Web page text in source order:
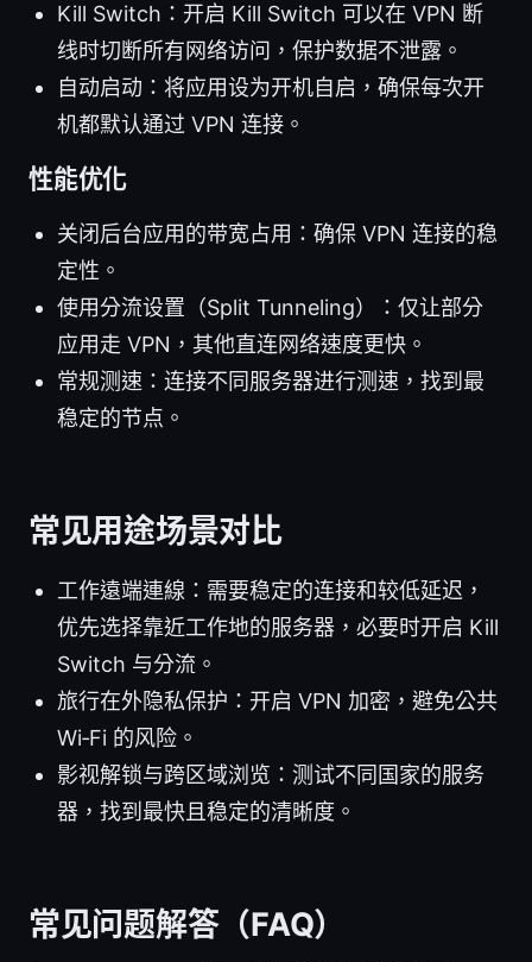
Kill Switch：开启 Kill Switch 可以在 VPN 断
线时切断所有网络访问，保护数据不泄露。
自动启动：将应用设为开机自启，确保每次开
机都默认通过 VPN 连接。
性能优化
关闭后台应用的带宽占用：确保 VPN 连接的稳
定性。
使用分流设置（Split Tunneling）：仅让部分
应用走 VPN，其他直连网络速度更快。
常规测速：连接不同服务器进行测速，找到最
稳定的节点。
常见用途场景对比
工作遠端連線：需要稳定的连接和较低延迟，
优先选择靠近工作地的服务器，必要时开启 Kill
Switch 与分流。
旅行在外隐私保护：开启 VPN 加密，避免公共
Wi‑Fi 的风险。
影视解锁与跨区域浏览：测试不同国家的服务
器，找到最快且稳定的清晰度。
常见问题解答（FAQ）